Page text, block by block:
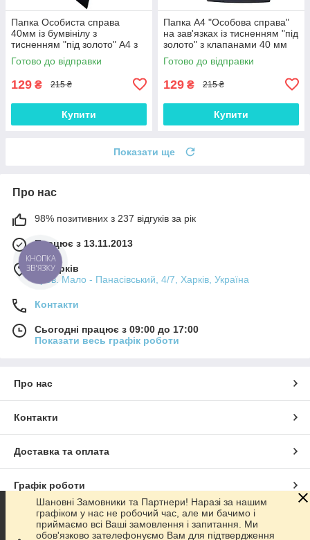
Папка Особиста справа
40мм із бумвінілу з
тисненням "під золото" А4 з
клапанами на зав'язках
Готово до відправки
129 ₴ 215 ₴
Купити
Папка А4 "Особова справа"
на зав'язках із тисненням "під
золото" з клапанами 40 мм
Готово до відправки
129 ₴ 215 ₴
Купити
Показати ще
Про нас
98% позитивних з 237 відгуків за рік
Працює з 13.11.2013
м. Харків
пров. Мало - Панасівський, 4/7, Харків, Україна
Контакти
Сьогодні працює з 09:00 до 17:00
Показати весь графік роботи
Про нас
Контакти
Доставка та оплата
Графік роботи
Повна версія сайту
Шановні Замовники та Партнери! Наразі за нашим
графіком у нас не робочий час, але ми бачимо і
приймаємо всі Ваші замовлення і запитання. Ми
обов'язково зателефонуємо Вам для підтвердження
КНОПКА
ЗВ'ЯЗКУ